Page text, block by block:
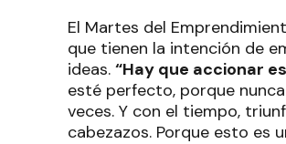
El Martes del
que tienen la intención de
ideas. “Hay que accionar
esté perfecto, porque
veces. Y con el tiempo,
cabezazos. Porque esto es